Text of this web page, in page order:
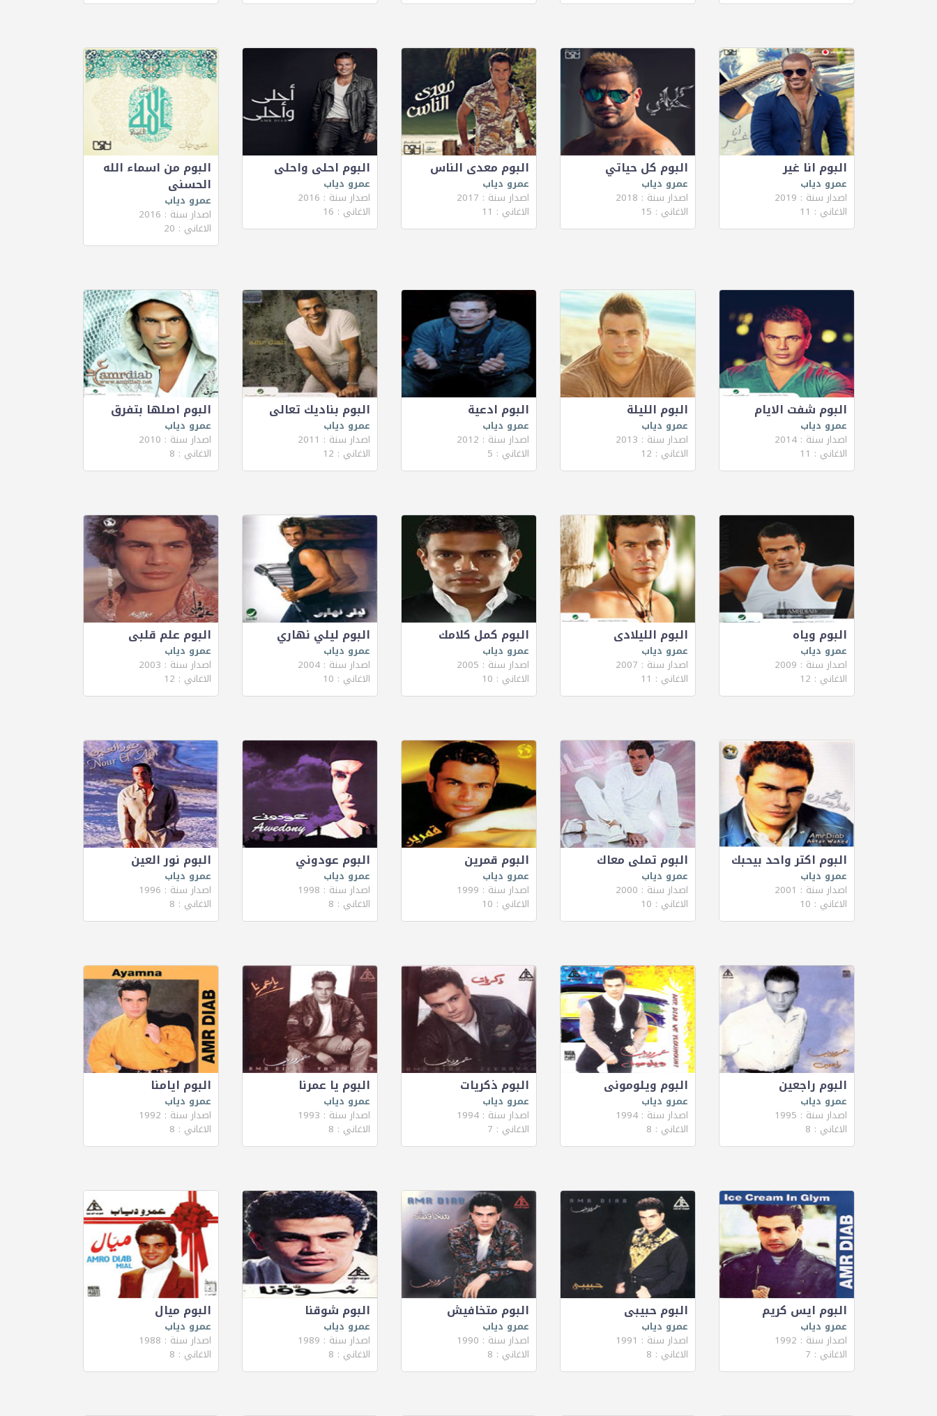
البوم انا غير
عمرو دياب
اصدار سنة : 2019
الاغاني : 11
البوم كل حياتي
عمرو دياب
اصدار سنة : 2018
الاغاني : 15
البوم معدى الناس
عمرو دياب
اصدار سنة : 2017
الاغاني : 11
البوم احلى واحلى
عمرو دياب
اصدار سنة : 2016
الاغاني : 16
البوم من اسماء الله
الحسنى
عمرو دياب
اصدار سنة : 2016
الاغاني : 20
البوم شفت الايام
عمرو دياب
اصدار سنة : 2014
الاغاني : 11
البوم الليلة
عمرو دياب
اصدار سنة : 2013
الاغاني : 12
البوم ادعية
عمرو دياب
اصدار سنة : 2012
الاغاني : 5
البوم بناديك تعالى
عمرو دياب
اصدار سنة : 2011
الاغاني : 12
البوم اصلها بتفرق
عمرو دياب
اصدار سنة : 2010
الاغاني : 8
البوم وياه
عمرو دياب
اصدار سنة : 2009
الاغاني : 12
البوم الليلادى
عمرو دياب
اصدار سنة : 2007
الاغاني : 11
البوم كمل كلامك
عمرو دياب
اصدار سنة : 2005
الاغاني : 10
البوم ليلي نهاري
عمرو دياب
اصدار سنة : 2004
الاغاني : 10
البوم علم قلبى
عمرو دياب
اصدار سنة : 2003
الاغاني : 12
البوم اكتر واحد بيحبك
عمرو دياب
اصدار سنة : 2001
الاغاني : 10
البوم تملى معاك
عمرو دياب
اصدار سنة : 2000
الاغاني : 10
البوم قمرين
عمرو دياب
اصدار سنة : 1999
الاغاني : 10
البوم عودوني
عمرو دياب
اصدار سنة : 1998
الاغاني : 8
البوم نور العين
عمرو دياب
اصدار سنة : 1996
الاغاني : 8
البوم راجعين
عمرو دياب
اصدار سنة : 1995
الاغاني : 8
البوم ويلومونى
عمرو دياب
اصدار سنة : 1994
الاغاني : 8
البوم ذكريات
عمرو دياب
اصدار سنة : 1994
الاغاني : 7
البوم يا عمرنا
عمرو دياب
اصدار سنة : 1993
الاغاني : 8
البوم ايامنا
عمرو دياب
اصدار سنة : 1992
الاغاني : 8
البوم ايس كريم
عمرو دياب
اصدار سنة : 1992
الاغاني : 7
البوم حبيبى
عمرو دياب
اصدار سنة : 1991
الاغاني : 8
البوم متخافيش
عمرو دياب
اصدار سنة : 1990
الاغاني : 8
البوم شوقنا
عمرو دياب
اصدار سنة : 1989
الاغاني : 8
البوم ميال
عمرو دياب
اصدار سنة : 1988
الاغاني : 8